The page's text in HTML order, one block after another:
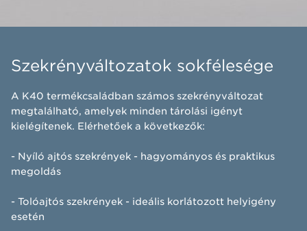
Szekrényváltozatok sokfélesége
A K40 termékcsaládban számos szekrényváltozat
megtalálható, amelyek minden tárolási igényt
kielégítenek. Elérhetőek a következők:
​- Nyíló ajtós szekrények - hagyományos és praktikus
megoldás
- Tolóajtós szekrények - ideális korlátozott helyigény
esetén